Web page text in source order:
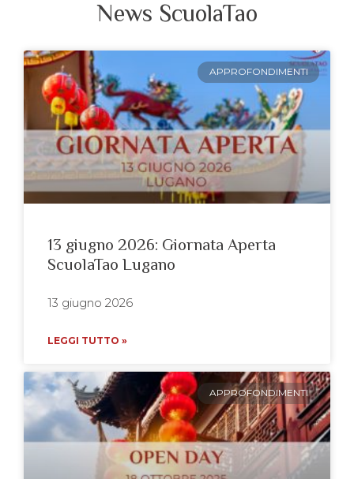
News ScuolaTao
APPROFONDIMENTI
13 giugno 2026: Giornata Aperta
ScuolaTao Lugano
13 giugno 2026
LEGGI TUTTO »
APPROFONDIMENTI